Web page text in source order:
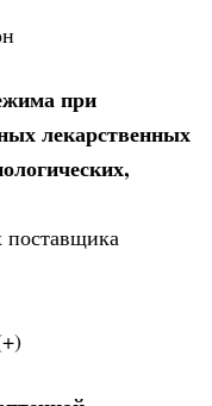
при
лекарственных
поставщика